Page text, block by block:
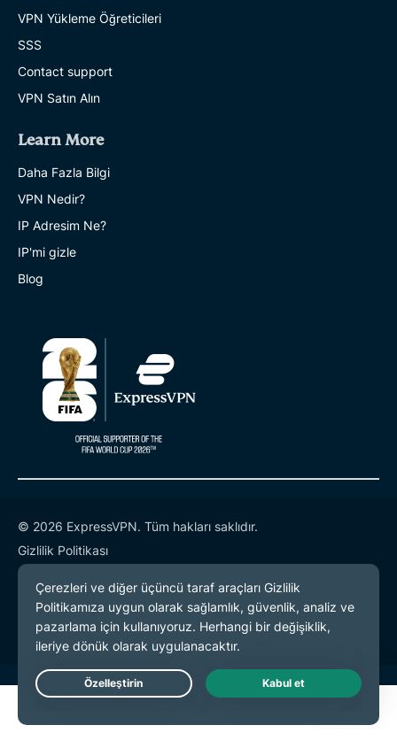
VPN Yükleme Öğreticileri
SSS
Contact support
VPN Satın Alın
Learn More
Daha Fazla Bilgi
VPN Nedir?
IP Adresim Ne?
IP'mi gizle
Blog
© 2026 ExpressVPN. Tüm hakları saklıdır.
Gizlilik Politikası
Hizmet Koşulları
Çerez Tercihleri
Live Chat